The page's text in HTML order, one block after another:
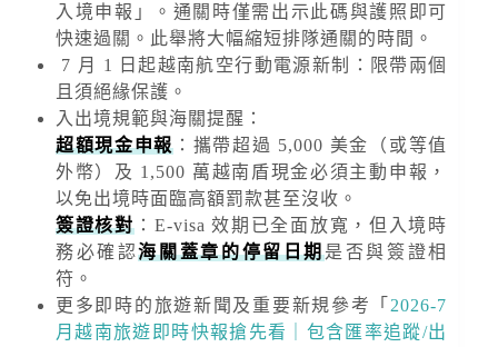
入境申報」。通關時僅需出示此碼與護照即可
快速過關。此舉將大幅縮短排隊通關的時間。
7 月 1 日起越南航空行動電源新制：限帶兩個
且須絕緣保護。
入出境規範與海關提醒 ：
超額現金申報 ：攜帶超過 5,000 美金
（或等值
外幣）及 1,500 萬越南盾現金必須主動申報，
以免出境時面臨高額罰款甚至沒收。
簽證核對：E-visa 效期已全面放寬，但入境時
務必確認海關蓋章的停留日期是否與簽證相
符。
更多即時的旅遊新聞及重要新規參考「 2026-7
月越南旅遊即時快報搶先看｜包含匯率追蹤/出